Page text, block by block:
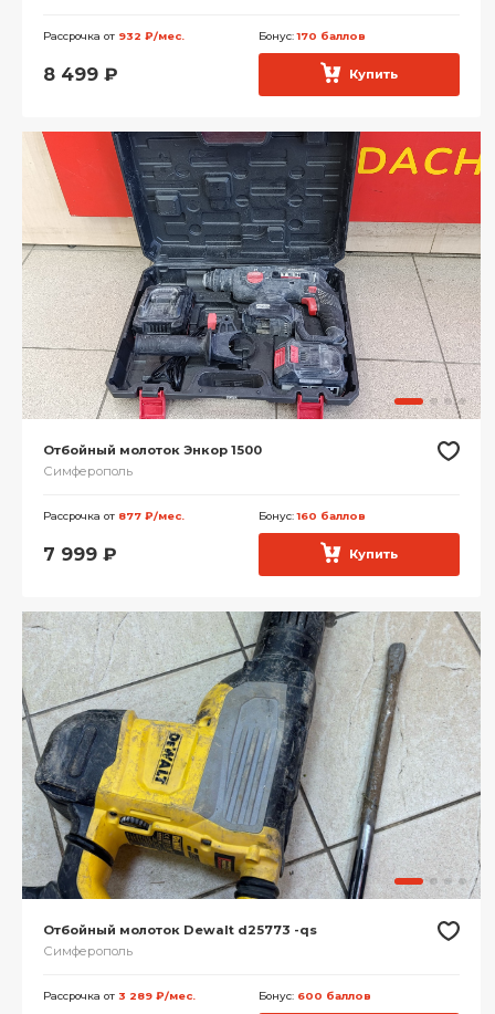
Рассрочка от 932 ₽/мес. Бонус:170 баллов
8 499 ₽ Купить
Отбойный молоток Энкор 1500
Симферополь
Рассрочка от 877 ₽/мес. Бонус:160 баллов
7 999 ₽ Купить
Отбойный молоток Dewalt d25773 -qs
Симферополь
Рассрочка от 3 289 ₽/мес. Бонус: 600 баллов